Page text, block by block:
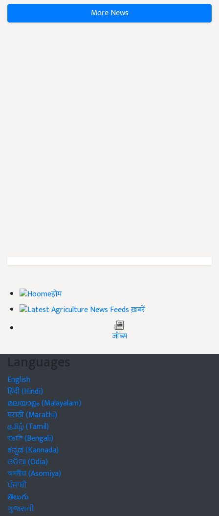
More News
होम
ख़बरें
जॉब्स
Languages
English
हिंदी (Hindi)
മലയാളം (Malayalam)
मराठी (Marathi)
தமிழ் (Tamil)
বাঙালি (Bengali)
ಕನ್ನಡ (Kannada)
ଓଡିଆ (Odia)
অসমীয়া (Asomiya)
ਪੰਜਾਬੀ
తెలుగు
ગુજરાતી